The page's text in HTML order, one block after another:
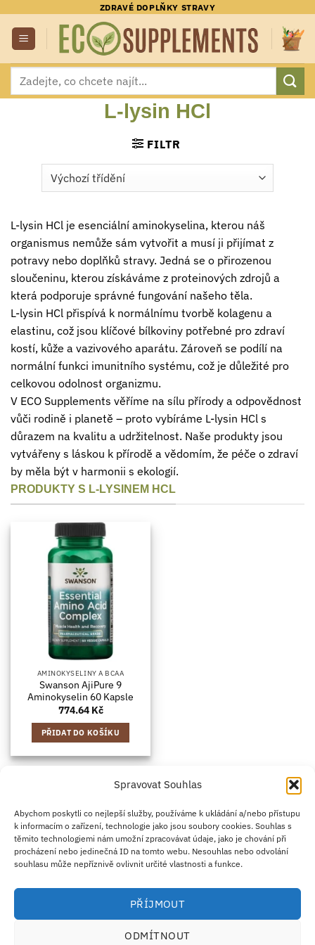
Spravovat Souhlas
Abychom poskytli co nejlepší služby, používáme k ukládání a/nebo přístupu
k informacím o zařízení, technologie jako jsou soubory cookies. Souhlas s
těmito technologiemi nám umožní zpracovávat údaje, jako je chování při
procházení nebo jedinečná ID na tomto webu. Nesouhlas nebo odvolání
souhlasu může nepříznivě ovlivnit určité vlastnosti a funkce.
PŘÍJMOUT
ODMÍTNOUT
obsah
ZDRAVÉ DOPLŇKY STRAVY
Hledat:
L-lysin HCl
FILTR
L-lysin HCl je esenciální aminokyselina, kterou náš
organismus nemůže sám vytvořit a musí ji přijímat z
potravy nebo doplňků stravy. Jedná se o přirozenou
sloučeninu, kterou získáváme z proteinových zdrojů a
která podporuje správné fungování našeho těla.
L-lysin HCl přispívá k normálnímu tvorbě kolagenu a
elastinu, což jsou klíčové bílkoviny potřebné pro zdraví
kostí, kůže a vazivového aparátu. Zároveň se podílí na
normální funkci imunitního systému, což je důležité pro
celkovou odolnost organizmu.
V ECO Supplements věříme na sílu přírody a odpovědnost
vůči rodině i planetě – proto vybíráme L-lysin HCl s
důrazem na kvalitu a udržitelnost. Naše produkty jsou
vytvářeny s láskou k přírodě a vědomím, že péče o zdraví
by měla být v harmonii s ekologií.
PRODUKTY S L-LYSINEM HCL
AMINOKYSELINY A BCAA
Swanson AjiPure 9
Aminokyselin 60 Kapsle
774.64 Kč
PŘIDAT DO KOŠÍKU
Credit
Card
2
Klarna
Apple
Pay
Google
Pay
PayPal
ZÁSADY DOPRAVY
ZÁSADY VRÁCENÍ ZBOŽÍ
OBCHODNÍ PODMÍNKY
KONTAKT O NÁS B2B
IMPRINT
OMEZENÍ ODPOVĚDNOSTI
ZÁSADY COOKIES
Antim I Street, No. 14, fl. 2, law office, 1303 Sofia, Bulharsko
· Email:support@ecosupplements.eu